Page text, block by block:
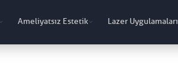
Ameliyatsız Estetik Lazer Uygulamaları